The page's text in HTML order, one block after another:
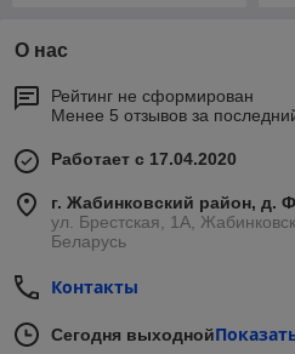
О нас
Рейтинг не сформирован
Менее 5 отзывов за
Работает с 17.04.2020
г. Жабинковский район, д.
ул. Брестская, 1А,
Беларусь
Контакты
Сегодня выходной